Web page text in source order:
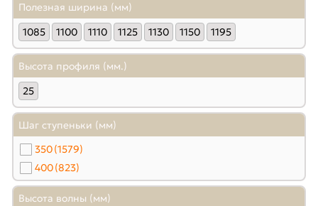
Полезная ширина (мм)
1085
1100 1110 1125 1130 1150 1195
Высота профиля (мм.)
25
Шаг ступеньки (мм)
350(1579)
400(823)
Высота волны (мм)